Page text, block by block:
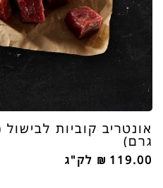
גרם)
₪ 119.00 לק"ג